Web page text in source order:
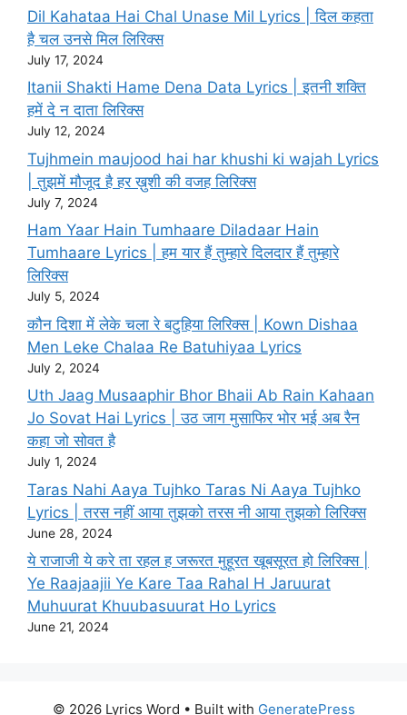
Dil Kahataa Hai Chal Unase Mil Lyrics | दिल कहता
है चल उनसे मिल लिरिक्स
July 17, 2024
Itanii Shakti Hame Dena Data Lyrics | इतनी शक्ति
हमें दे न दाता लिरिक्स
July 12, 2024
Tujhmein maujood hai har khushi ki wajah Lyrics
| तुझमें मौजूद है हर ख़ुशी की वजह लिरिक्स
July 7, 2024
Ham Yaar Hain Tumhaare Diladaar Hain
Tumhaare Lyrics | हम यार हैं तुम्हारे दिलदार हैं तुम्हारे
लिरिक्स
July 5, 2024
कौन दिशा में लेके चला रे बटुहिया लिरिक्स | Kown Dishaa
Men Leke Chalaa Re Batuhiyaa Lyrics
July 2, 2024
Uth Jaag Musaaphir Bhor Bhaii Ab Rain Kahaan
Jo Sovat Hai Lyrics | उठ जाग मुसाफिर भोर भई अब रैन
कहा जो सोवत है
July 1, 2024
Taras Nahi Aaya Tujhko Taras Ni Aaya Tujhko
Lyrics | तरस नहीं आया तुझको तरस नी आया तुझको लिरिक्स
June 28, 2024
ये राजाजी ये करे ता रहल ह जरूरत मुहूरत खूबसूरत हो लिरिक्स |
Ye Raajaajii Ye Kare Taa Rahal H Jaruurat
Muhuurat Khuubasuurat Ho Lyrics
June 21, 2024
© 2026 Lyrics Word • Built with GeneratePress